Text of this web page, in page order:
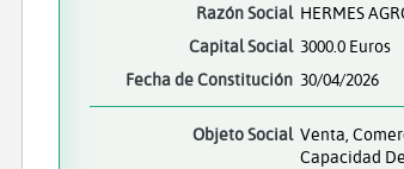
Razón Social HERMES
Capital Social 3000.0 Euros
Fecha de Constitución 30/04/2026
Objeto Social Venta,
Capacidad